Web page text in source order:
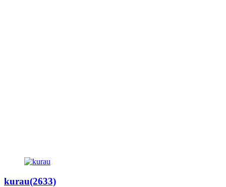
kurau(2633)